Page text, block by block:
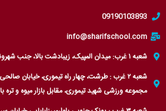
09190103893
info@sharifschool.com
شعبه ۱ غرب: میدان المپیک، زیبادشت بالا، جنب شهروند و تره بار، سرای محله زیبادشت
شعبه ۲ غرب : طرشت، چهار راه تیموری، خیابان
مجموعه ورزشی شهید تیموری، مقابل بازار میوه و تره